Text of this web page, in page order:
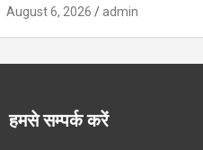
August 6, 2026 admin
हमसे सम्पर्क करें